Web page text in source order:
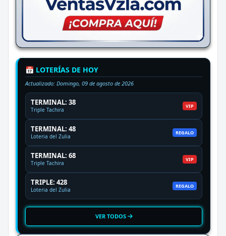
📅 LOTERÍAS DE HOY
Actualizado: Domingo, 09 de agosto de 2026
TERMINAL: 38
Triple Tachira
VIP
TERMINAL: 48
Loteria del Zulia
REGALO
TERMINAL: 68
Triple Tachira
VIP
TRIPLE: 428
Loteria del Zulia
REGALO
VER TODOS